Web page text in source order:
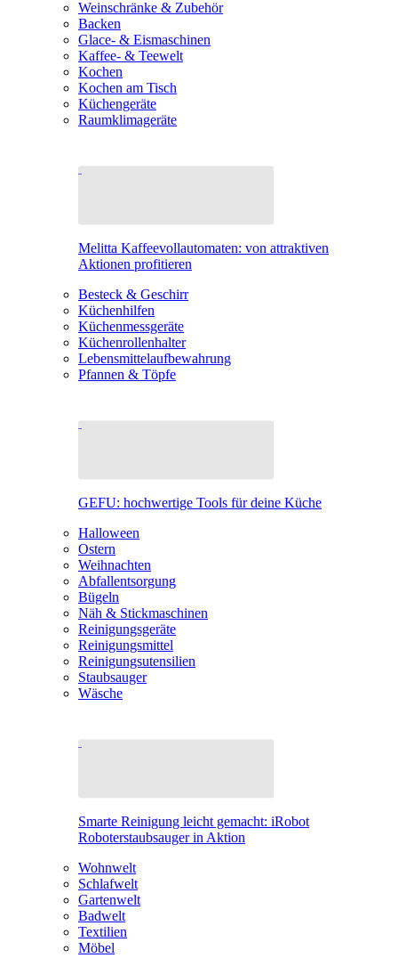
Weinschränke & Zubehör
Backen
Glace- & Eismaschinen
Kaffee- & Teewelt
Kochen
Kochen am Tisch
Küchengeräte
Raumklimageräte
Melitta Kaffeevollautomaten: von attraktiven
Aktionen profitieren
Besteck & Geschirr
Küchenhilfen
Küchenmessgeräte
Küchenrollenhalter
Lebensmittelaufbewahrung
Pfannen & Töpfe
GEFU: hochwertige Tools für deine Küche
Halloween
Ostern
Weihnachten
Abfallentsorgung
Bügeln
Näh & Stickmaschinen
Reinigungsgeräte
Reinigungsmittel
Reinigungsutensilien
Staubsauger
Wäsche
Smarte Reinigung leicht gemacht: iRobot
Roboterstaubsauger in Aktion
Wohnwelt
Schlafwelt
Gartenwelt
Badwelt
Textilien
Möbel